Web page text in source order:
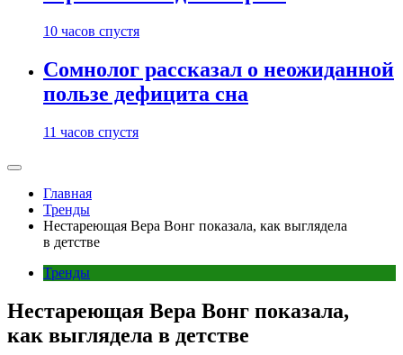
10 часов спустя
Сомнолог рассказал о неожиданной
пользе дефицита сна
11 часов спустя
Главная
Тренды
Нестареющая Вера Вонг показала, как выглядела
в детстве
Тренды
Нестареющая Вера Вонг показала,
как выглядела в детстве